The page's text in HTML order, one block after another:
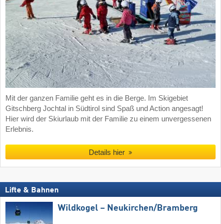
Mit der ganzen Familie geht es in die Berge. Im Skigebiet
Gitschberg Jochtal in Südtirol sind Spaß und Action angesagt!
Hier wird der Skiurlaub mit der Familie zu einem unvergessenen
Erlebnis.
Details hier
Lifte & Bahnen
Wildkogel – Neukirchen/​Bramberg